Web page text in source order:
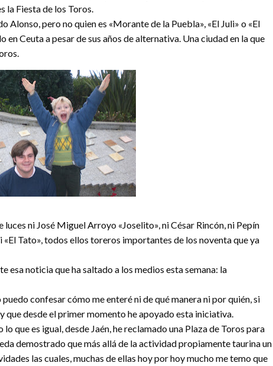
la Fiesta de los Toros.
Alonso, pero no quien es «Morante de la Puebla», «El Juli» o «El
Ceuta a pesar de sus años de alternativa. Una ciudad en la que
ni José Miguel Arroyo «Joselito», ni César Rincón, ni Pepín
Tato», todos ellos toreros importantes de los noventa que ya
esa noticia que ha saltado a los medios esta semana: la
confesar cómo me enteré ni de qué manera ni por quién, si
que desde el primer momento he apoyado esta iniciativa.
que es igual, desde Jaén, he reclamado una Plaza de Toros para
demostrado que más allá de la actividad propiamente taurina un
las cuales, muchas de ellas hoy por hoy mucho me temo que